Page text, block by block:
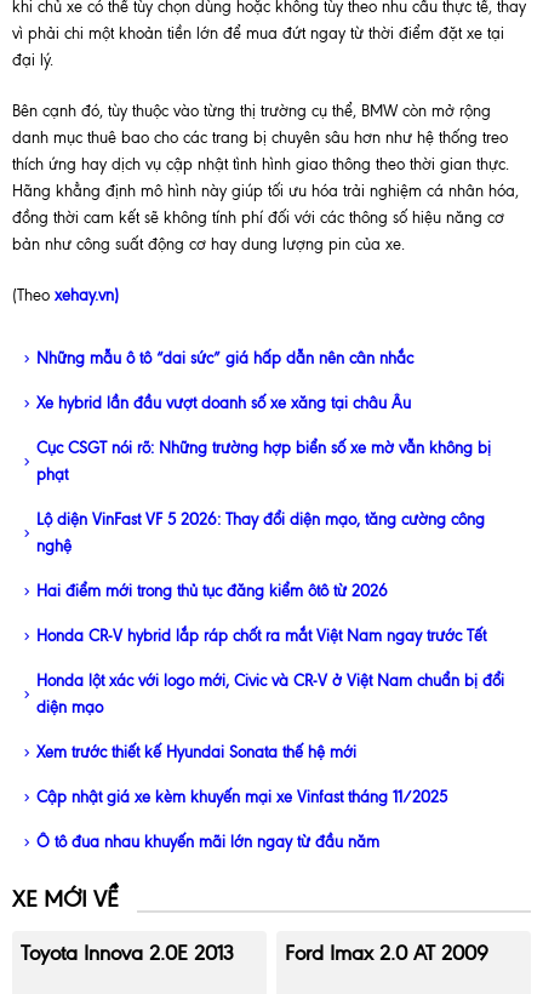
khi chủ xe có thể tùy chọn dùng hoặc không tùy theo nhu cầu thực tế, thay
vì phải chi một khoản tiền lớn để mua đứt ngay từ thời điểm đặt xe tại
đại lý.
Bên cạnh đó, tùy thuộc vào từng thị trường cụ thể, BMW còn mở rộng
danh mục thuê bao cho các trang bị chuyên sâu hơn như hệ thống treo
thích ứng hay dịch vụ cập nhật tình hình giao thông theo thời gian thực.
Hãng khẳng định mô hình này giúp tối ưu hóa trải nghiệm cá nhân hóa,
đồng thời cam kết sẽ không tính phí đối với các thông số hiệu năng cơ
bản như công suất động cơ hay dung lượng pin của xe.
(Theo xehay.vn)
Những mẫu ô tô “dai sức” giá hấp dẫn nên cân nhắc
Xe hybrid lần đầu vượt doanh số xe xăng tại châu Âu
Cục CSGT nói rõ: Những trường hợp biển số xe mờ vẫn không bị
phạt
Lộ diện VinFast VF 5 2026: Thay đổi diện mạo, tăng cường công
nghệ
Hai điểm mới trong thủ tục đăng kiểm ôtô từ 2026
Honda CR-V hybrid lắp ráp chốt ra mắt Việt Nam ngay trước Tết
Honda lột xác với logo mới, Civic và CR-V ở Việt Nam chuẩn bị đổi
diện mạo
Xem trước thiết kế Hyundai Sonata thế hệ mới
Cập nhật giá xe kèm khuyến mại xe Vinfast tháng 11/2025
Ô tô đua nhau khuyến mãi lớn ngay từ đầu năm
XE MỚI VỀ
Toyota Innova 2.0E 2013 Ford Imax 2.0 AT 2009